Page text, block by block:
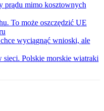
prądu mimo kosztownych
To może oszczędzić UE
wyciągnąć wnioski, ale
sieci. Polskie morskie wiatraki